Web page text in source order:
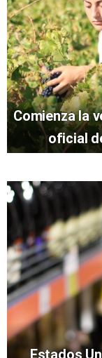
Comienza la
oficial
Estados